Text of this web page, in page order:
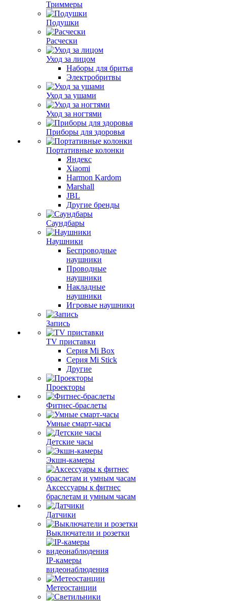
Триммеры
Подушки
Расчески
Уход за лицом
Наборы для бритья
Электробритвы
Уход за ушами
Уход за ногтями
Приборы для здоровья
Портативные колонки
Яндекс
Xiaomi
Harmon Kardom
Marshall
JBL
Другие бренды
Саундбары
Наушники
Беспроводные
наушники
Проводные
наушники
Накладные
наушники
Игровые наушники
Запись
TV приставки
Серия Mi Box
Серия Mi Stick
Другие
Проекторы
Фитнес-браслеты
Умные смарт-часы
Детские часы
Экшн-камеры
Аксессуары к фитнес
браслетам и умным часам
Датчики
Выключатели и розетки
IP-камеры
видеонаблюдения
Метеостанции